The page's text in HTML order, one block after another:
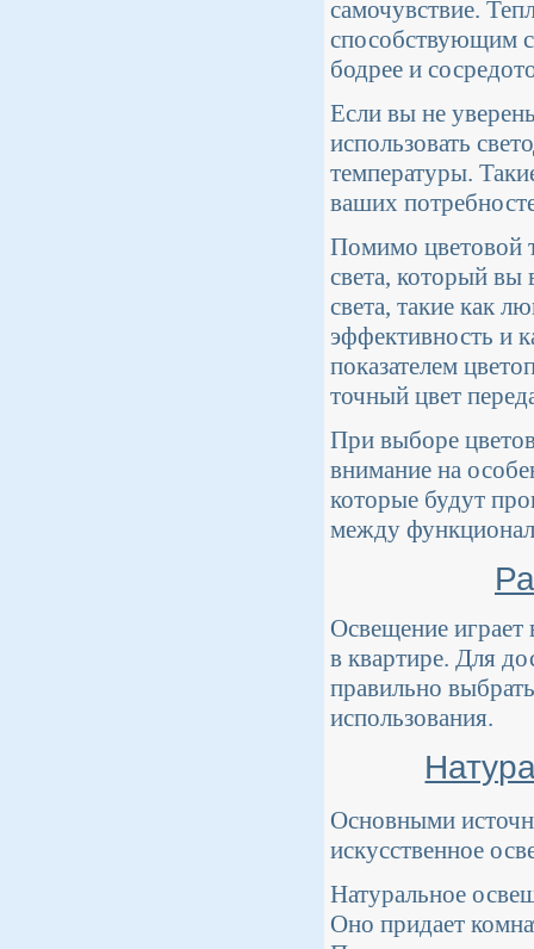
самочувствие.
способствующим
бодрее и
Если вы не
использовать
температуры.
ваших
Помимо цветовой
света, который
света, такие как
эффективность и
показателем
точный цвет
При выборе
внимание на
которые будут
между
Освещение
в квартире. Для
правильно
использования.
Основными
искусственное
Натуральное
Оно придает